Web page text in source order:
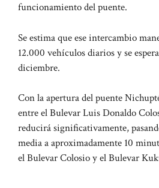
funcionamiento del puente.
Se estima que ese intercambio
12.000 vehículos diarios y se
diciembre.
Con la apertura del puente
entre el Bulevar Luis Donaldo
reducirá significativamente,
media a aproximadamente 10
el Bulevar Colosio y el Bulevar